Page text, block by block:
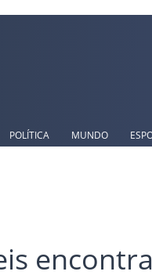
POLÍTICA MUNDO